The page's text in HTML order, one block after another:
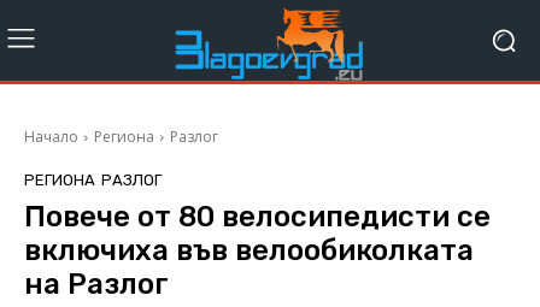
Начало Региона Разлог
РЕГИОНА РАЗЛОГ
Повече от 80 велосипедисти се
включиха във велообиколката
на Разлог